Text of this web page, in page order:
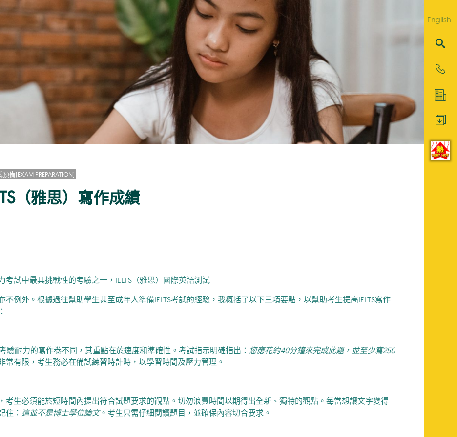
預備(EXAM PREPARATION)
（雅思）寫作成績
考試中最具挑戰性的考驗之一，IELTS（雅思）國際英語測試
不例外。根據過往幫助學生甚至成年人準備IELTS考試的經驗，我概括了以下三項要點，以幫助考生提高IELTS寫作
考驗耐力的寫作卷不同，其重點在於速度和準確性。考試指示明確指出： 您應花約40分鐘來完成此題，並至少寫250
常有限，考生務必在備試練習時計時，以學習時間及壓力管理。
考生必須能於短時間內提出符合試題要求的觀點。切勿浪費時間以期得出全新、獨特的觀點。每當想讓文字變得
住： 這並不是博士學位論文。考生只需仔細閱讀題目，並確保內容切合要求。
English